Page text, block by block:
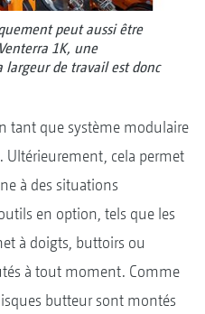
peut aussi être
1K, une
de travail est donc
tant que système modulaire
cela permet
à des situations
en option, tels que les
à doigts, buttoirs ou
à tout moment. Comme
butteur sont montés